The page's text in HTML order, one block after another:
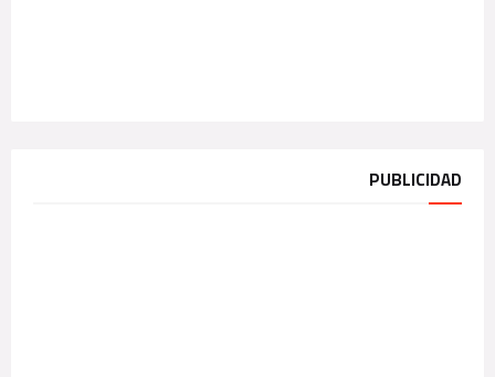
PUBLICIDAD